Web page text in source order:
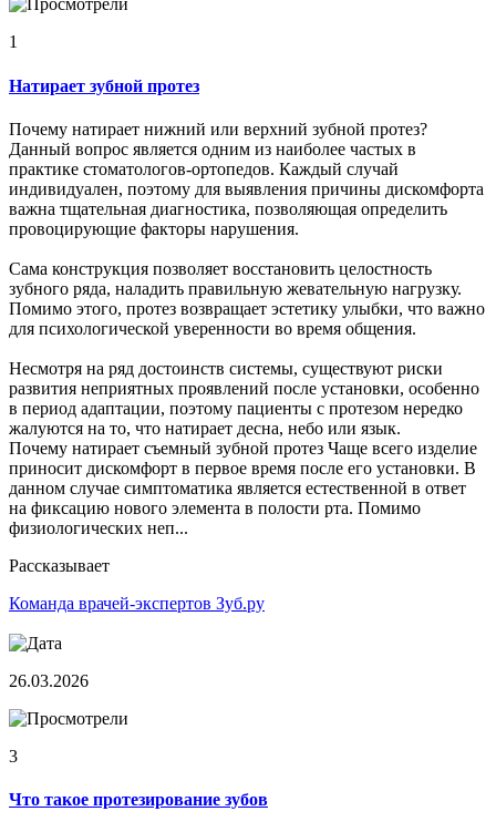
1
Натирает зубной протез
Почему натирает нижний или верхний зубной протез?
Данный вопрос является одним из наиболее частых в
практике стоматологов-ортопедов. Каждый случай
индивидуален, поэтому для выявления причины дискомфорта
важна тщательная диагностика, позволяющая определить
провоцирующие факторы нарушения.
Сама конструкция позволяет восстановить целостность
зубного ряда, наладить правильную жевательную нагрузку.
Помимо этого, протез возвращает эстетику улыбки, что важно
для психологической уверенности во время общения.
Несмотря на ряд достоинств системы, существуют риски
развития неприятных проявлений после установки, особенно
в период адаптации, поэтому пациенты с протезом нередко
жалуются на то, что натирает десна, небо или язык.
Почему натирает съемный зубной протез Чаще всего изделие
приносит дискомфорт в первое время после его установки. В
данном случае симптоматика является естественной в ответ
на фиксацию нового элемента в полости рта. Помимо
физиологических неп...
Рассказывает
Команда врачей-экспертов Зуб.ру
26.03.2026
3
Что такое протезирование зубов